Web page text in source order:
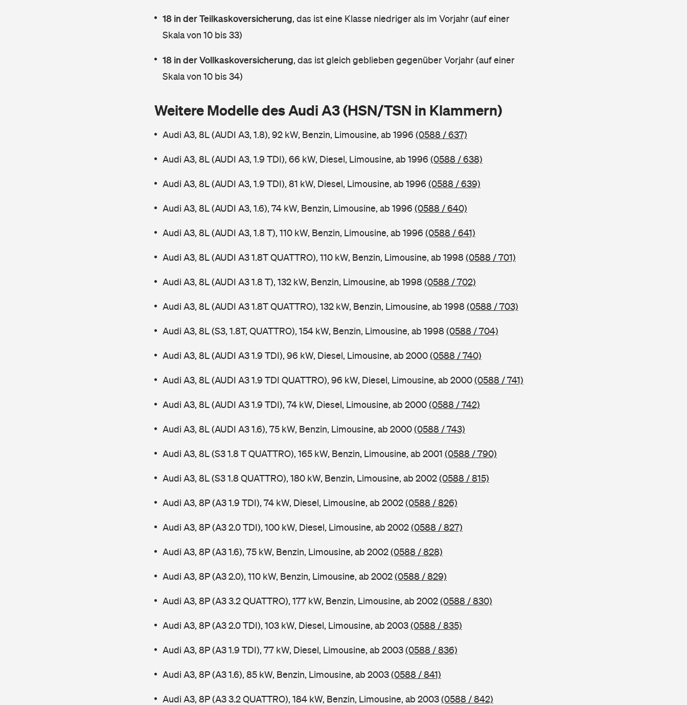
18 in der Teilkaskoversicherung, das ist eine Klasse niedriger als im Vorjahr (auf einer
Skala von 10 bis 33)
18 in der Vollkaskoversicherung, das ist gleich geblieben gegenüber Vorjahr (auf einer
Skala von 10 bis 34)
Weitere Modelle des Audi A3 (HSN/TSN in Klammern)
Audi A3, 8L (AUDI A3, 1.8), 92 kW, Benzin, Limousine, ab 1996 (0588 / 637)
Audi A3, 8L (AUDI A3, 1.9 TDI), 66 kW, Diesel, Limousine, ab 1996 (0588 / 638)
Audi A3, 8L (AUDI A3, 1.9 TDI), 81 kW, Diesel, Limousine, ab 1996 (0588 / 639)
Audi A3, 8L (AUDI A3, 1.6), 74 kW, Benzin, Limousine, ab 1996 (0588 / 640)
Audi A3, 8L (AUDI A3, 1.8 T), 110 kW, Benzin, Limousine, ab 1996 (0588 / 641)
Audi A3, 8L (AUDI A3 1.8T QUATTRO), 110 kW, Benzin, Limousine, ab 1998(0588 / 701)
Audi A3, 8L (AUDI A3 1.8 T), 132 kW, Benzin, Limousine, ab 1998(0588 / 702)
Audi A3, 8L (AUDI A3 1.8T QUATTRO), 132 kW, Benzin, Limousine, ab 1998(0588 / 703)
Audi A3, 8L (S3, 1.8T, QUATTRO), 154 kW, Benzin, Limousine, ab 1998(0588 / 704)
Audi A3, 8L (AUDI A3 1.9 TDI), 96 kW, Diesel, Limousine, ab 2000(0588 / 740)
Audi A3, 8L (AUDI A3 1.9 TDI QUATTRO), 96 kW, Diesel, Limousine, ab 2000(0588 / 741)
Audi A3, 8L (AUDI A3 1.9 TDI), 74 kW, Diesel, Limousine, ab 2000(0588 / 742)
Audi A3, 8L (AUDI A3 1.6), 75 kW, Benzin, Limousine, ab 2000(0588 / 743)
Audi A3, 8L (S3 1.8 T QUATTRO), 165 kW, Benzin, Limousine, ab 2001 (0588 / 790)
Audi A3, 8L (S3 1.8 QUATTRO), 180 kW, Benzin, Limousine, ab 2002(0588 / 815)
Audi A3, 8P (A3 1.9 TDI), 74 kW, Diesel, Limousine, ab 2002(0588 / 826)
Audi A3, 8P (A3 2.0 TDI), 100 kW, Diesel, Limousine, ab 2002(0588 / 827)
Audi A3, 8P (A3 1.6), 75 kW, Benzin, Limousine, ab 2002(0588 / 828)
Audi A3, 8P (A3 2.0), 110 kW, Benzin, Limousine, ab 2002(0588 / 829)
Audi A3, 8P (A3 3.2 QUATTRO), 177 kW, Benzin, Limousine, ab 2002(0588 / 830)
Audi A3, 8P (A3 2.0 TDI), 103 kW, Diesel, Limousine, ab 2003(0588 / 835)
Audi A3, 8P (A3 1.9 TDI), 77 kW, Diesel, Limousine, ab 2003(0588 / 836)
Audi A3, 8P (A3 1.6), 85 kW, Benzin, Limousine, ab 2003(0588 / 841)
Audi A3, 8P (A3 3.2 QUATTRO), 184 kW, Benzin, Limousine, ab 2003(0588 / 842)